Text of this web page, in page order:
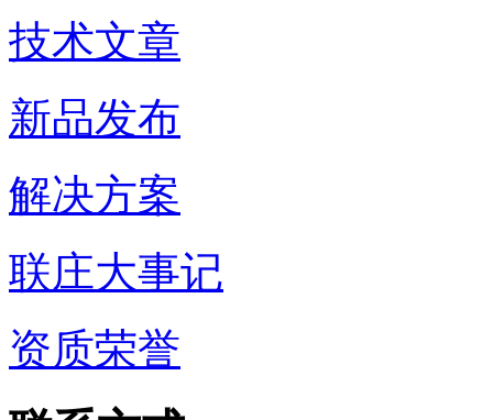
技术文章
新品发布
解决方案
联庄大事记
资质荣誉